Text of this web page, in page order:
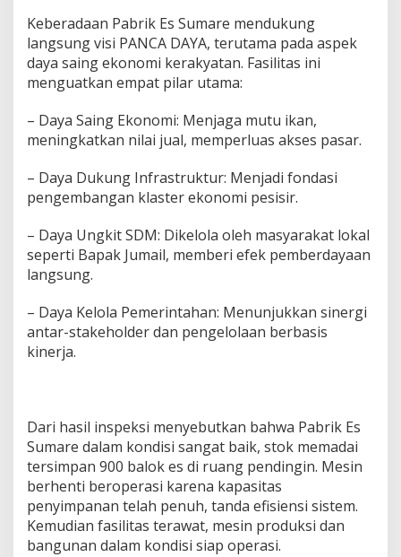
s
e
a
h
e
r
a
n
N
l
a
y
Keberadaan Pabrik Es Sumare mendukung
langsung visi PANCA DAYA, terutama pada aspek
daya saing ekonomi kerakyatan. Fasilitas ini
menguatkan empat pilar utama:
– Daya Saing Ekonomi: Menjaga mutu ikan,
meningkatkan nilai jual, memperluas akses pasar.
– Daya Dukung Infrastruktur: Menjadi fondasi
pengembangan klaster ekonomi pesisir.
– Daya Ungkit SDM: Dikelola oleh masyarakat lokal
seperti Bapak Jumail, memberi efek pemberdayaan
langsung.
– Daya Kelola Pemerintahan: Menunjukkan sinergi
antar-stakeholder dan pengelolaan berbasis
kinerja.
Dari hasil inspeksi menyebutkan bahwa Pabrik Es
Sumare dalam kondisi sangat baik, stok memadai
tersimpan 900 balok es di ruang pendingin. Mesin
berhenti beroperasi karena kapasitas
penyimpanan telah penuh, tanda efisiensi sistem.
Kemudian fasilitas terawat, mesin produksi dan
bangunan dalam kondisi siap operasi.